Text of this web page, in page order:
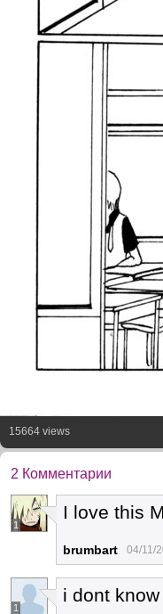
15664 views
2 Комментарии
1
I love this
brumbart 04/11/
1
i dont